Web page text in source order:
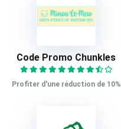
Code Promo Chunkles
Profiter d'une réduction de 10%